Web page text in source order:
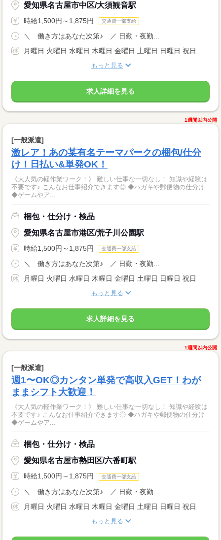
愛知県名古屋市中区/大須観音駅
時給1,500円～1,875円 交通費一部支給
＼ 働き方はあなた次第♪ ／ 日勤・夜勤...
月曜日 火曜日 水曜日 木曜日 金曜日 土曜日 日曜日 祝日
もっと見る
求人詳細を見る
1週間以内公開
[一般派遣]
激レア！あの某有名テーマパークの梱包/仕分
け！日払い&単発OK！
《大人気の軽作業ワーク！》 難しい仕事な一切なし！ 知識や経験は
不要です♪ こんなお仕事紹介できます◎ ◆ハガキや郵便物の仕分け
◆ゲームやア...
梱包・仕分け・検品
愛知県名古屋市港区/荒子川公園駅
時給1,500円～1,875円 交通費一部支給
＼ 働き方はあなた次第♪ ／ 日勤・夜勤...
月曜日 火曜日 水曜日 木曜日 金曜日 土曜日 日曜日 祝日
もっと見る
求人詳細を見る
1週間以内公開
[一般派遣]
週1〜OK◎カンタン単発で高収入GET！わが
ままシフト大歓迎！
《大人気の軽作業ワーク！》 難しい仕事な一切なし！ 知識や経験は
不要です♪ こんなお仕事紹介できます◎ ◆ハガキや郵便物の仕分け
◆ゲームやア...
梱包・仕分け・検品
愛知県名古屋市熱田区/六番町駅
時給1,500円～1,875円 交通費一部支給
＼ 働き方はあなた次第♪ ／ 日勤・夜勤...
月曜日 火曜日 水曜日 木曜日 金曜日 土曜日 日曜日 祝日
もっと見る